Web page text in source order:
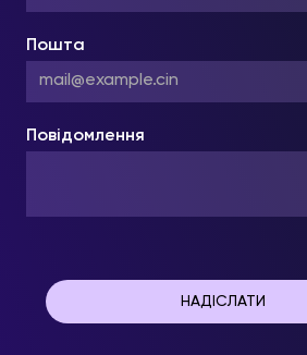
Пошта
Повідомлення